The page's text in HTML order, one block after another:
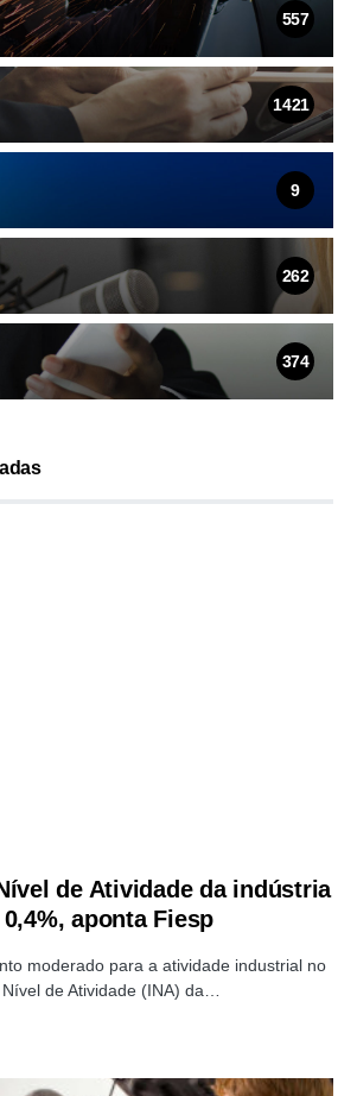
557
1421
9
262
374
de Atividade da indústria
aponta Fiesp
moderado para a atividade industrial no
de Atividade (INA) da…